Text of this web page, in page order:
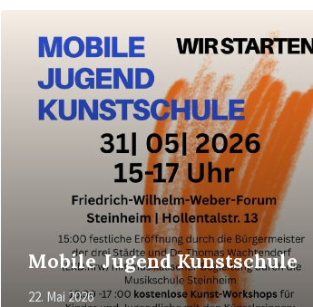
Mobile Jugend Kunstschule
22. Mai 2026
Mehr
erfahren